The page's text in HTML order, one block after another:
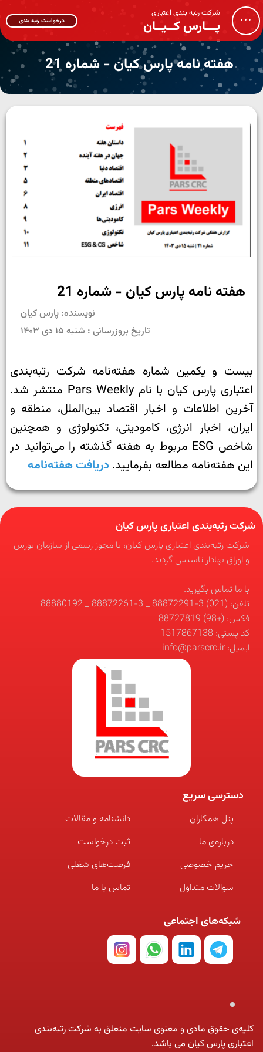
... شرکت رتبه بندی اعتباری
پـــارس کــیــان درخواست رتبه بندی
هفته نامه پارس کیان - شماره 21
هفته نامه پارس کیان - شماره 21
نویسنده: پارس کیان
تاریخ بروزرسانی : شنبه ۱۵ دی ۱۴۰۳
بیست و یکمین شماره هفته‌نامه شرکت رتبه‌بندی
اعتباری پارس کیان با نام Pars Weekly منتشر شد.
آخرین اطلاعات و اخبار اقتصاد بین‌الملل، منطقه و
ایران، اخبار انرژی، کامودیتی، تکنولوژی و همچنین
شاخص ESG مربوط به هفته گذشته را می‌توانید در
این هفته‌نامه مطالعه بفرمایید. دریافت هفته‌نامه
شرکت رتبه‌بندی اعتباری پارس کیان
شرکت رتبه‌بندی اعتباری پارس کیان، با مجوز رسمی از سازمان بورس
و اوراق بهادار تاسیس گردید.
با ما تماس بگیرید.
تلفن: (021) 3-88872291 _ 3-88872261 _ 88880192
فکس: (+98) 88727819
کد پستی: 1517867138
ایمیل: info@parscrc.ir
دسترسی سریع
پنل همکاران
درباره‌ی ما
حریم خصوصی
سوالات متداول
دانشنامه و مقالات
ثبت درخواست
فرصت‌های شغلی
تماس با ما
شبکه‌های اجتماعی
کلیه‌ی حقوق مادی و معنوی سایت متعلق به شرکت رتبه‌بندی
اعتباری پارس کیان می باشد.